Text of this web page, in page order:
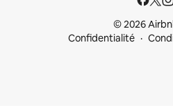
© 2026
Confidentialité